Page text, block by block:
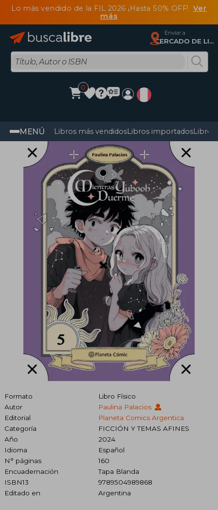
Lo más vendido de la FIL 2026 ¡Hasta 50% OFF! Ver
más
Enviar a
CERCADO DE LIMA, Lima
0
MENÚ Libros más vendidosLibros importadosLibros
Formato
Libro Físico
Autor
Paulina Palacios
Editorial
Planeta Comics Argentica
Categoría
FICCIÓN Y TEMAS AFINES
Año
2024
Idioma
Español
N° páginas
160
Encuadernación
Tapa Blanda
ISBN13
9789504989868
Editado en
Argentina